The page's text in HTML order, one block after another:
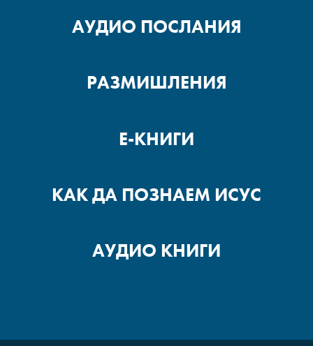
АУДИО ПОСЛАНИЯ
РАЗМИШЛЕНИЯ
Е-КНИГИ
КАК ДА ПОЗНАЕМ ИСУС
АУДИО КНИГИ